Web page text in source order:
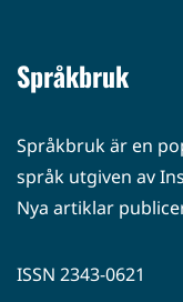
Språkbruk
Språkbruk är en
språk utgiven av
Nya artiklar
ISSN 2343-0621